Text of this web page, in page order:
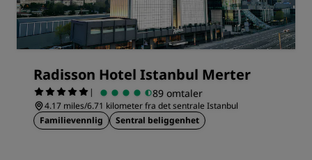
Radisson Hotel Istanbul Merter
| 89 omtaler
4.17 miles/6.71 kilometer fra det sentrale Istanbul
Familievennlig
Sentral beliggenhet